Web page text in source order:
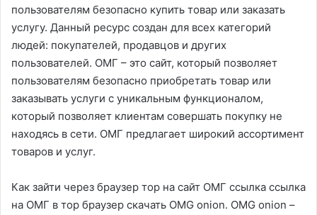
пользователям безопасно купить товар или заказать
услугу. Данный ресурс создан для всех категорий
людей: покупателей, продавцов и других
пользователей. ОМГ – это сайт, который позволяет
пользователям безопасно приобретать товар или
заказывать услуги с уникальным функционалом,
который позволяет клиентам совершать покупку не
находясь в сети. ОМГ предлагает широкий ассортимент
товаров и услуг.
Как зайти через браузер тор на сайт ОМГ ссылка ссылка
на ОМГ в тор браузер скачать OMG onion. OMG onion –